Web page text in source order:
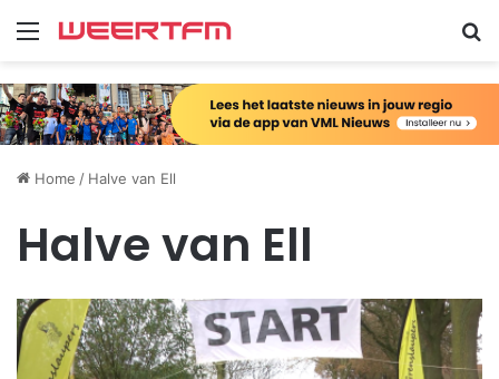
Menu
Home / Halve van Ell
Halve van Ell